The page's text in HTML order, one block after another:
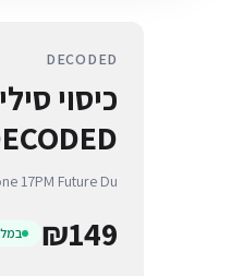
DECODED
17PM Future Du
₪149